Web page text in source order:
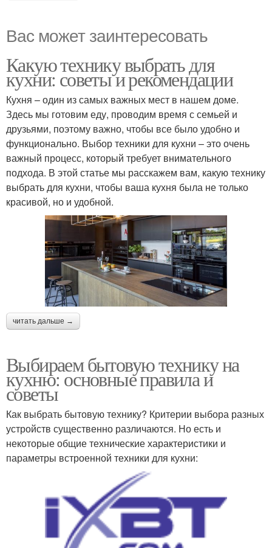
Вас может заинтересовать
Какую технику выбрать для
кухни: советы и рекомендации
Кухня – один из самых важных мест в нашем доме.
Здесь мы готовим еду, проводим время с семьей и
друзьями, поэтому важно, чтобы все было удобно и
функционально. Выбор техники для кухни – это очень
важный процесс, который требует внимательного
подхода. В этой статье мы расскажем вам, какую технику
выбрать для кухни, чтобы ваша кухня была не только
красивой, но и удобной.
читать дальше →
Выбираем бытовую технику на
кухню: основные правила и
советы
Как выбрать бытовую технику? Критерии выбора разных
устройств существенно различаются. Но есть и
некоторые общие технические характеристики и
параметры встроенной техники для кухни: